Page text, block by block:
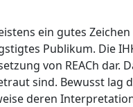
ein gutes
Publikum. Die
von REACh
sind. Bewusst
deren